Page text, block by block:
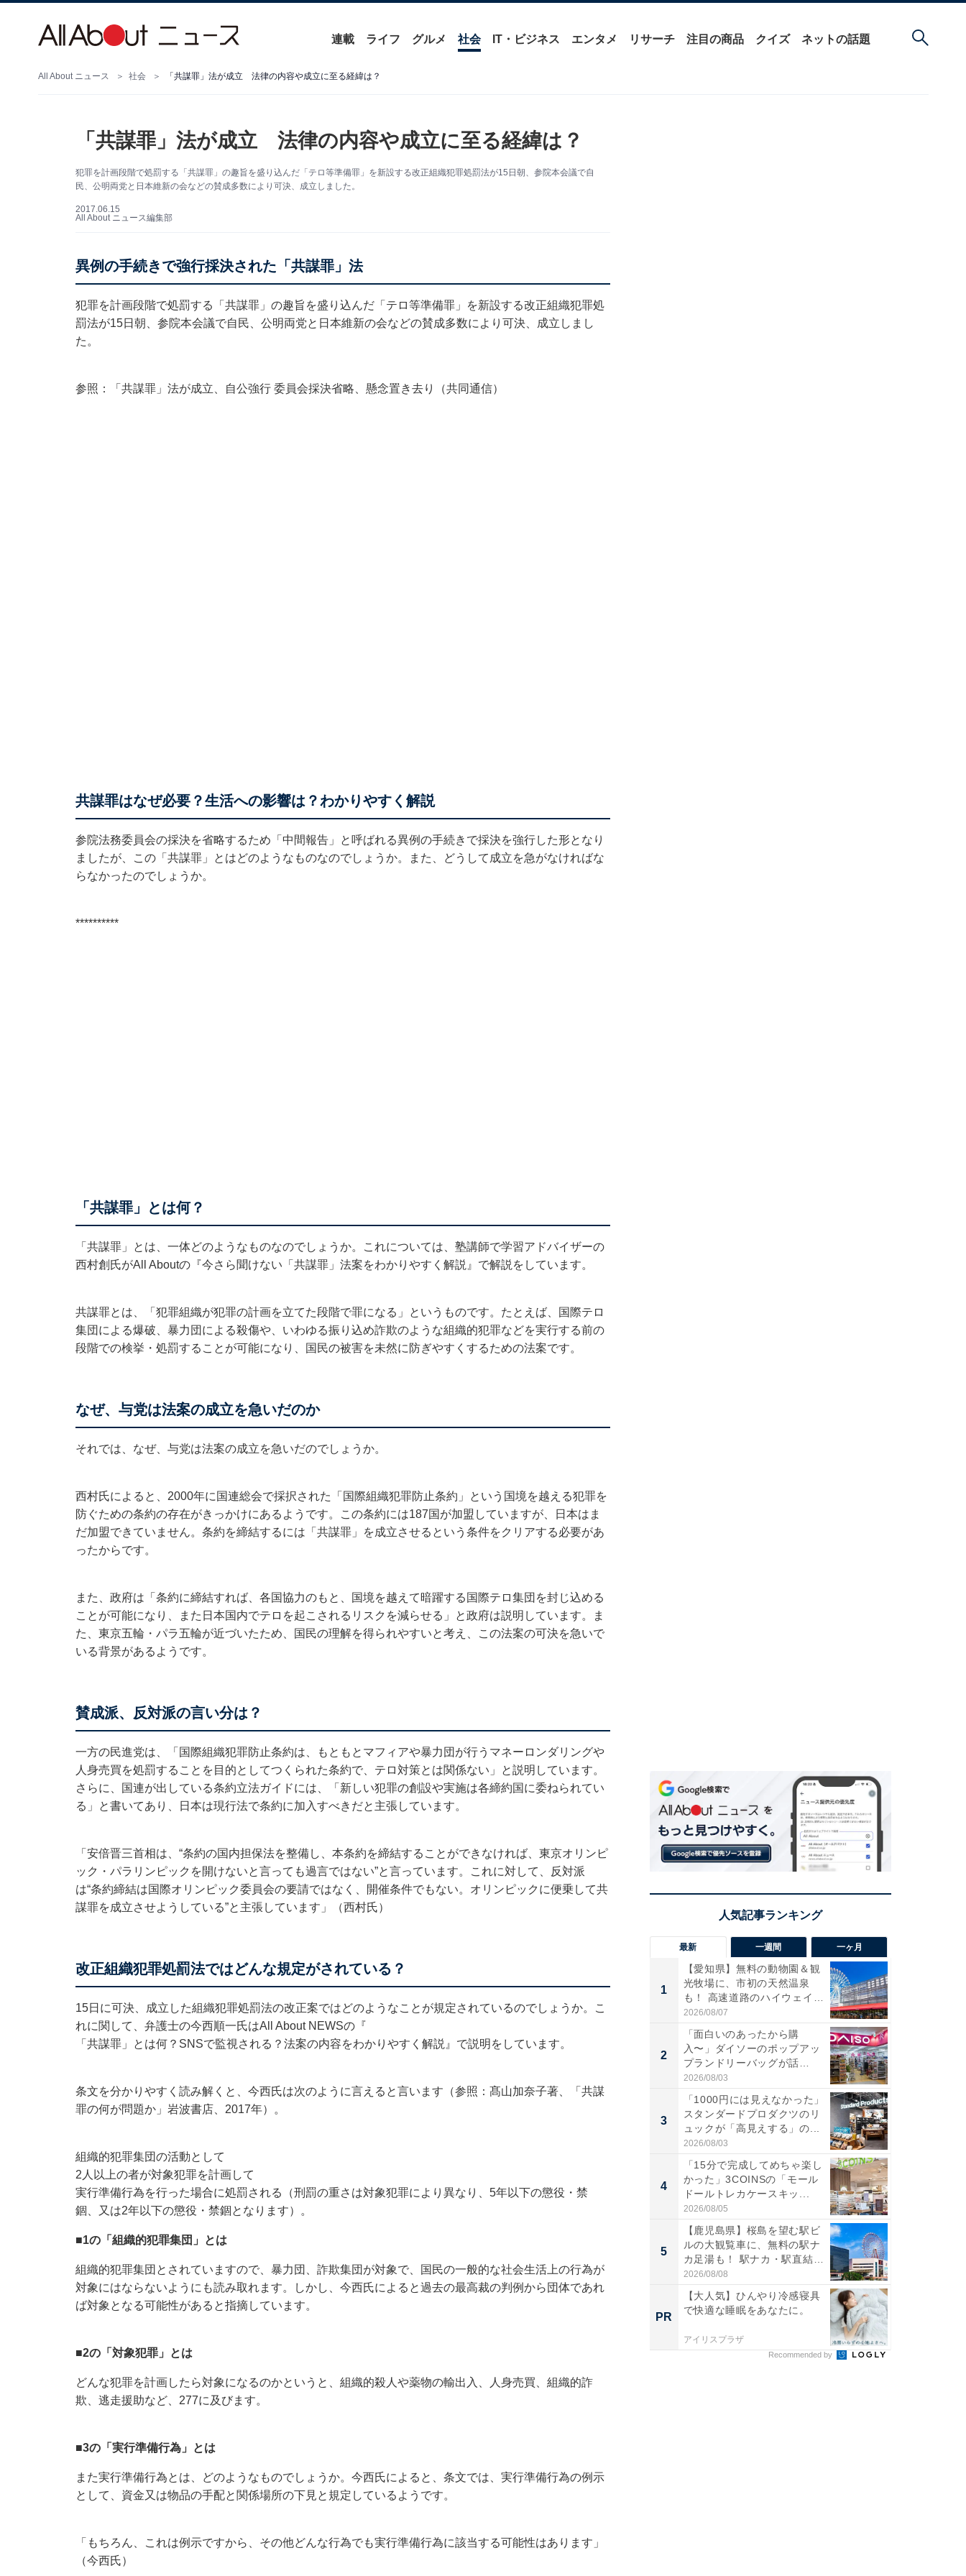
連載 ライフ グルメ 社会 IT・ビジネス エンタメ リサーチ 注目の商品 クイズ ネットの話題
All About ニュース 社会 「共謀罪」法が成立 法律の内容や成立に至る経緯は？
「共謀罪」法が成立 法律の内容や成立に至る経緯は？
犯罪を計画段階で処罰する「共謀罪」の趣旨を盛り込んだ「テロ等準備罪」を新設する改正組織犯罪処罰法が15日朝、参院本会議で自
民、公明両党と日本維新の会などの賛成多数により可決、成立しました。
2017.06.15
All About ニュース編集部
異例の手続きで強行採決された「共謀罪」法
犯罪を計画段階で処罰する「共謀罪」の趣旨を盛り込んだ「テロ等準備罪」を新設する改正組織犯罪処
罰法が15日朝、参院本会議で自民、公明両党と日本維新の会などの賛成多数により可決、成立しまし
た。
参照： 「共謀罪」法が成立、自公強行 委員会採決省略、懸念置き去り（共同通信）
共謀罪はなぜ必要？生活への影響は？わかりやすく解説
参院法務委員会の採決を省略するため「中間報告」と呼ばれる異例の手続きで採決を強行した形となり
ましたが、この「共謀罪」とはどのようなものなのでしょうか。また、どうして成立を急がなければな
らなかったのでしょうか。
**********
「共謀罪」とは何？
「共謀罪」とは、一体どのようなものなのでしょうか。これについては、塾講師で学習アドバイザーの
西村創氏がAll Aboutの『今さら聞けない「共謀罪」法案をわかりやすく解説 』で解説をしています。
共謀罪とは、「犯罪組織が犯罪の計画を立てた段階で罪になる」というものです。たとえば、国際テロ
集団による爆破、暴力団による殺傷や、いわゆる振り込め詐欺のような組織的犯罪などを実行する前の
段階での検挙・処罰することが可能になり、国民の被害を未然に防ぎやすくするための法案です。
なぜ、与党は法案の成立を急いだのか
それでは、なぜ、与党は法案の成立を急いだのでしょうか。
西村氏によると、2000年に国連総会で採択された「国際組織犯罪防止条約」という国境を越える犯罪を
防ぐための条約の存在がきっかけにあるようです。この条約には187国が加盟していますが、日本はま
だ加盟できていません。条約を締結するには「共謀罪」を成立させるという条件をクリアする必要があ
ったからです。
また、政府は「条約に締結すれば、各国協力のもと、国境を越えて暗躍する国際テロ集団を封じ込める
ことが可能になり、また日本国内でテロを起こされるリスクを減らせる」と政府は説明しています。ま
た、東京五輪・パラ五輪が近づいたため、国民の理解を得られやすいと考え、この法案の可決を急いで
いる背景があるようです。
賛成派、反対派の言い分は？
一方の民進党は、「国際組織犯罪防止条約は、もともとマフィアや暴力団が行うマネーロンダリングや
人身売買を処罰することを目的としてつくられた条約で、テロ対策とは関係ない」と説明しています。
さらに、国連が出している条約立法ガイドには、「新しい犯罪の創設や実施は各締約国に委ねられてい
る」と書いてあり、日本は現行法で条約に加入すべきだと主張しています。
「安倍晋三首相は、“条約の国内担保法を整備し、本条約を締結することができなければ、東京オリンピ
ック・パラリンピックを開けないと言っても過言ではない”と言っています。これに対して、反対派
は“条約締結は国際オリンピック委員会の要請ではなく、開催条件でもない。オリンピックに便乗して共
謀罪を成立させようしている”と主張しています」（西村氏）
改正組織犯罪処罰法ではどんな規定がされている？
15日に可決、成立した組織犯罪処罰法の改正案ではどのようなことが規定されているのでしょうか。こ
れに関して、弁護士の今西順一氏はAll About NEWSの『
「共謀罪」とは何？SNSで監視される？法案の内容をわかりやすく解説 』で説明をしています。
条文を分かりやすく読み解くと、今西氏は次のように言えると言います（参照：髙山加奈子著、「共謀
罪の何が問題か」岩波書店、2017年）。
組織的犯罪集団の活動として
2人以上の者が対象犯罪を計画して
実行準備行為を行った場合に処罰される（刑罰の重さは対象犯罪により異なり、5年以下の懲役・禁
錮、又は2年以下の懲役・禁錮となります）。
■1の「組織的犯罪集団」とは
組織的犯罪集団とされていますので、暴力団、詐欺集団が対象で、国民の一般的な社会生活上の行為が
対象にはならないようにも読み取れます。しかし、今西氏によると過去の最高裁の判例から団体であれ
ば対象となる可能性があると指摘しています。
■2の「対象犯罪」とは
どんな犯罪を計画したら対象になるのかというと、組織的殺人や薬物の輸出入、人身売買、組織的詐
欺、逃走援助など、277に及びます。
■3の「実行準備行為」とは
また実行準備行為とは、どのようなものでしょうか。今西氏によると、条文では、実行準備行為の例示
として、資金又は物品の手配と関係場所の下見と規定しているようです。
「もちろん、これは例示ですから、その他どんな行為でも実行準備行為に該当する可能性はあります」
（今西氏）
最新 一週間 一ヶ月
1
【愛知県】無料の動物園＆観
光牧場に、市初の天然温泉
も！ 高速道路のハイウェイオ
ア...
2026/08/07
2
「面白いのあったから購
入〜」ダイソーのポップアッ
プランドリーバッグが話
題。“さま...
2026/08/03
3
「1000円には見えなかった」
スタンダードプロダクツのリ
ュックが「高見えする」の...
2026/08/03
4
「15分で完成してめちゃ楽し
かった」3COINSの「モール
ドールトレカケースキッ...
2026/08/05
5
【鹿児島県】桜島を望む駅ビ
ルの大観覧車に、無料の駅ナ
カ足湯も！ 駅ナカ・駅直結
ス...
2026/08/08
PR
【大人気】ひんやり冷感寝具
で快適な睡眠をあなたに。
アイリスプラザ
Recommended by